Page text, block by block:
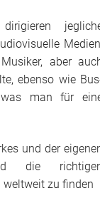
aber
ebenso wie
man für
und der
die
zu finden